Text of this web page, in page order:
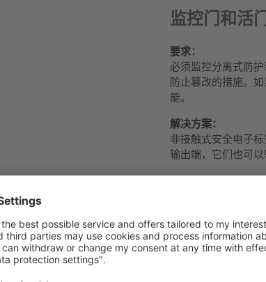
监控门和活
要求：
必须监控分离式防
防止篡改的措施。
能。
解决方案：
非接触式安全电子
输出端，它们也可以